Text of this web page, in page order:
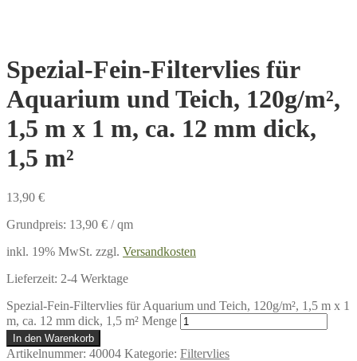
Spezial-Fein-Filtervlies für
Aquarium und Teich, 120g/m²,
1,5 m x 1 m, ca. 12 mm dick,
1,5 m²
13,90 €
Grundpreis: 13,90 € /qm
inkl. 19% MwSt. zzgl. Versandkosten
Lieferzeit: 2-4 Werktage
Spezial-Fein-Filtervlies für Aquarium und Teich, 120g/m², 1,5 m x 1
m, ca. 12 mm dick, 1,5 m² Menge
In den Warenkorb
Artikelnummer: 40004 Kategorie: Filtervlies